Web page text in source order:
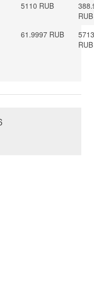
5110 RUB
RUB
61.9997 RUB
RUB